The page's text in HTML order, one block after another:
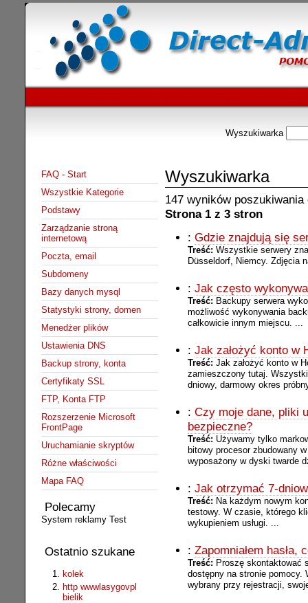
Wyszukiwarka
FAQ - Start
Wszystkie Kategorie
Podstawy
Zarządzanie stroną
internetową
Poczta, email
Subdomeny
Bazy danych mysql
Statystyki strony, domen
Menedżer plików
Ustawienia DNS
Backup strony, konta
Certyfikaty SSL
FTP, Konta FTP
Rozszerzenie Microsoft
FrontPage
Uruchamianie skryptów
Różne właściwości
Mapa FAQ
Polecamy
System reklamy Test
Ostatnio szukane
kolek
http wwwlasygovpl
bielik
Wyszukiwarka
147 wyników
Strona 1 z 3 stron
: Gdzie znajdują się
Treść: Wszystkie serwery
Düsseldorf, Niemcy. Zdjęcia
: Jak często
Treść: Backupy serwera
możliwość wykonywania
całkowicie innym miejscu. ...
: Jak założyć konto w
Treść: Jak założyć konto w
zamieszczony tutaj.
dniowy, darmowy okres
: Czy moje dane, pliki
bezpieczne?
Treść: Używamy tylko
bitowy procesor zbudowany
wyposażony w dyski twarde
: Jak otrzymać 7-
Treść: Na każdym nowym
testowy. W czasie, którego
wykupieniem usługi. ...
: Zapomniałem hasła,
Treść: Proszę skontaktować
dostępny na stronie pomocy.
wybrany przy rejestracji,